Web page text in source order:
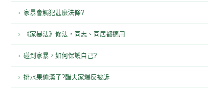
家暴會觸犯甚麼法條?
《家暴法》修法，同志、同居都適用
碰到家暴，如何保護自己?
排水果偷漢子?醋夫家爆反被訴